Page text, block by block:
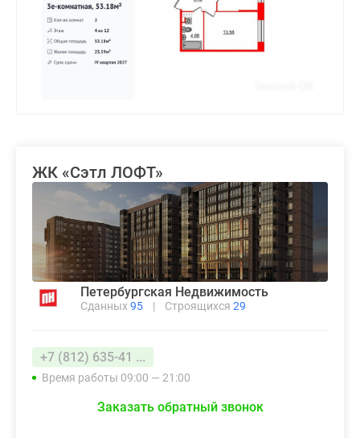
ЖК «Сэтл ЛОФТ»
Петербургская Недвижимость
Сданных 95 | Строящихся 29
+7 (812) 635-41 ...
Время работы 09:00 — 21:00
Заказать обратный звонок